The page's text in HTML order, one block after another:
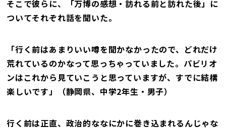
そこで彼らに、「万博の感想・訪れる前と訪れた後」に
ついてそれぞれ話を聞いた。
「行く前はあまりいい噂を聞かなかったので、どれだけ
荒れているのかなって思っちゃっていました。パビリオ
ンはこれから見ていこうと思っていますが、すでに結構
楽しいです」（静岡県、中学2年生・男子）
行く前は正直、政治的ななにかに巻き込まれるんじゃな